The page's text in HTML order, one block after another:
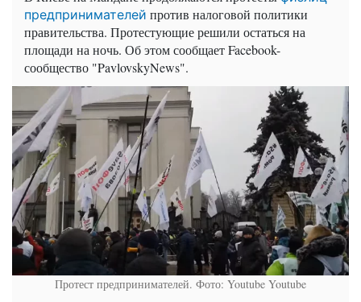
предпринимателей против налоговой политики
правительства. Протестующие решили остаться на
площади на ночь. Об этом сообщает Facebook-
сообщество "PavlovskyNews".
Протест предпринимателей. Фото: Youtube Youtube